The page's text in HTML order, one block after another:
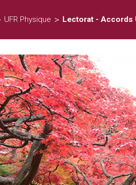
UFR Physique > Lectorat - Accords